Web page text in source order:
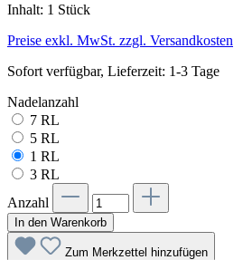
Inhalt: 1 Stück
Preise exkl. MwSt. zzgl. Versandkosten
Sofort verfügbar, Lieferzeit: 1-3 Tage
Nadelanzahl
7 RL
5 RL
1 RL
3 RL
Anzahl
In den Warenkorb
Zum Merkzettel hinzufügen